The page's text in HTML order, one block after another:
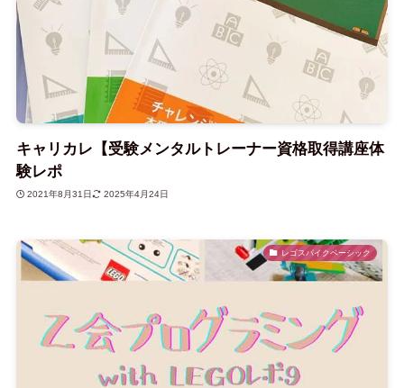
キャリカレ【受験メンタルトレーナー資格取得講座体
験レポ
2021年8月31日 2025年4月24日
レゴスパイクベーシック